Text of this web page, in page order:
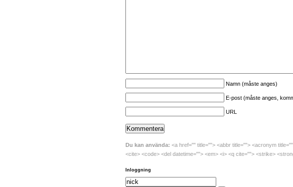
Namn (måste anges)
E-post (måste anges,
URL
Du kan använda: <a href="" title=""> <abbr title=""> <acronym
<cite> <code> <del datetime=""> <em> <i> <q cite=""> <strike>
Inloggning